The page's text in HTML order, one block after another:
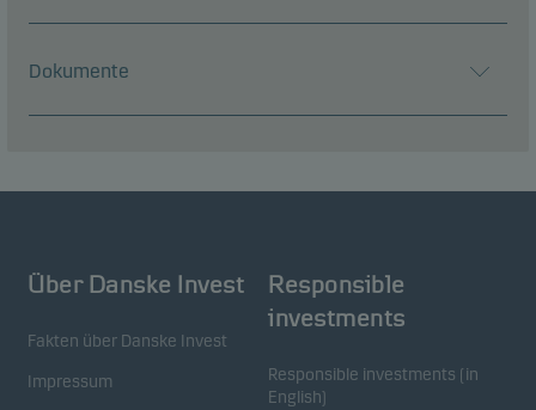
Dokumente
Über Danske Invest
Fakten über Danske Invest
Impressum
Responsible
investments
Responsible investments (in
English)